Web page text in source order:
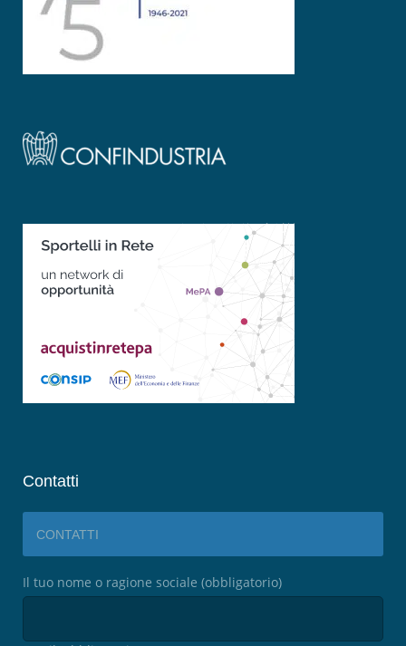
Contatti
CONTATTI
Il tuo nome o ragione sociale (obbligatorio)